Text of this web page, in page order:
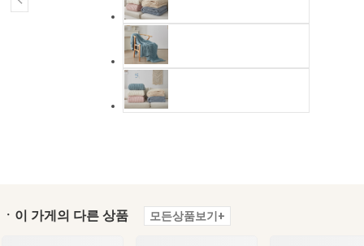
ㆍ이 가게의 다른 상품 모든상품보기+